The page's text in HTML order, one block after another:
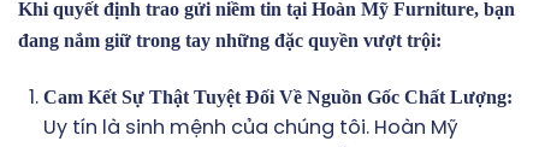
Khi quyết định trao gửi niềm tin tại Hoàn Mỹ Furniture, bạn
đang nắm giữ trong tay những đặc quyền vượt trội:
Cam Kết Sự Thật Tuyệt Đối Về Nguồn Gốc Chất Lượng:
Uy tín là sinh mệnh của chúng tôi. Hoàn Mỹ